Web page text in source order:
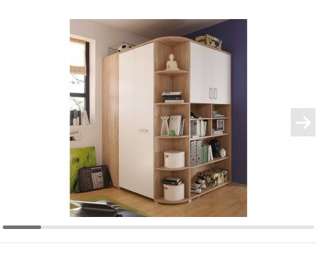
Polsterplaner
Möbel-
Konfigurator
Finanzierung
Markenwelt
Deals